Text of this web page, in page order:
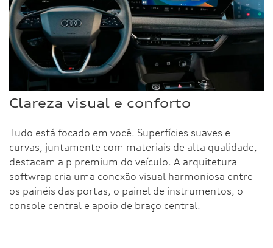
Clareza visual e conforto
Tudo está focado em você. Superfícies suaves e
curvas, juntamente com materiais de alta qualidade,
destacam a p premium do veículo. A arquitetura
softwrap cria uma conexão visual harmoniosa entre
os painéis das portas, o painel de instrumentos, o
console central e apoio de braço central.